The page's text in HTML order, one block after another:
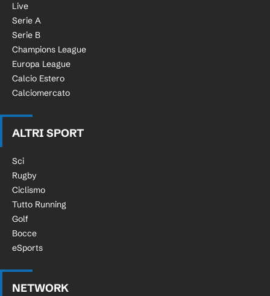
Live
Serie A
Serie B
Champions League
Europa League
Calcio Estero
Calciomercato
ALTRI SPORT
Sci
Rugby
Ciclismo
Tutto Running
Golf
Bocce
eSports
NETWORK